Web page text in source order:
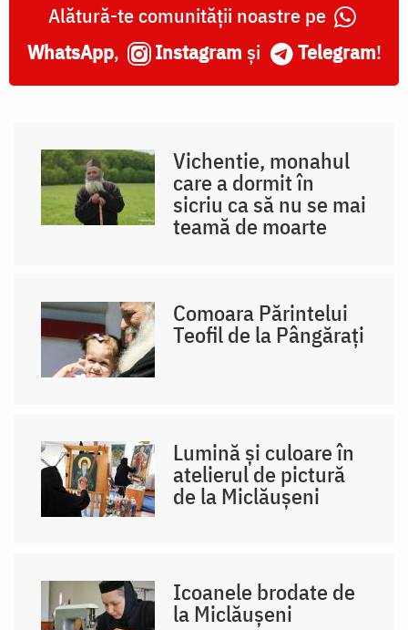
Alătură-te comunității noastre pe
WhatsApp, Instagram și Telegram!
Vichentie, monahul
care a dormit în
sicriu ca să nu se mai
teamă de moarte
Comoara Părintelui
Teofil de la Pângărați
Lumină și culoare în
atelierul de pictură
de la Miclăușeni
Icoanele brodate de
la Miclăușeni